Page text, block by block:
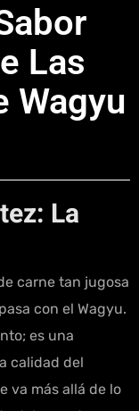
Las
Wagyu
La
carne tan jugosa
con el Wagyu.
es una
calidad del
va más allá de lo